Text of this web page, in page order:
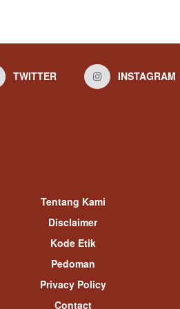
TWITTER INSTAGRAM
Tentang Kami
Disclaimer
Kode Etik
Pedoman
Privacy Policy
Contact